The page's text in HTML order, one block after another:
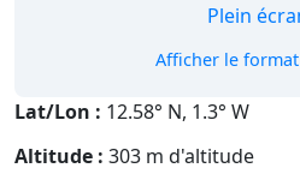
Plein
Afficher le
Lat/Lon : 12.58° N, 1.3° W
Altitude : 303 m d'altitude